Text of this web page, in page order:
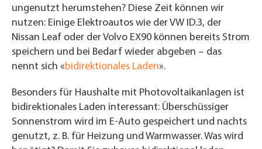
ungenutzt herumstehen? Diese Zeit können wir
nutzen: Einige Elektroautos wie der VW ID.3, der
Nissan Leaf oder der Volvo EX90 können bereits Strom
speichern und bei Bedarf wieder abgeben – das
nennt sich «bidirektionales Laden».
Besonders für Haushalte mit Photovoltaikanlagen ist
bidirektionales Laden interessant: Überschüssiger
Sonnenstrom wird im E-Auto gespeichert und nachts
genutzt, z. B. für Heizung und Warmwasser. Was wird